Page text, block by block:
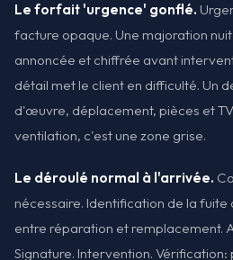
Le forfait 'urgence' gonflé.
facture opaque. Une majoration
annoncée et chiffrée avant
détail met le client en difficulté. Un
d'œuvre, déplacement, pièces et
ventilation, c'est une zone grise.
Le déroulé normal à l'arrivée.
nécessaire. Identification de la fuite
entre réparation et remplacement.
Signature. Intervention.